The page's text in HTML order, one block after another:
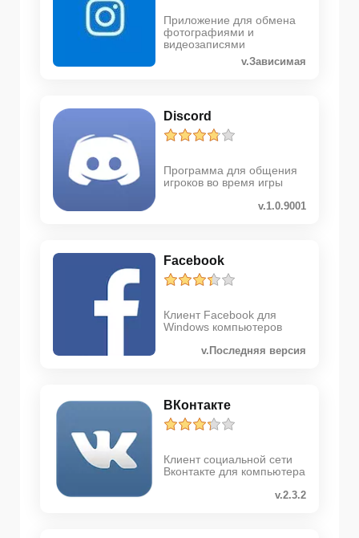
Приложение для обмена
фотографиями и
видеозаписями
v.Зависимая
Discord
Программа для общения
игроков во время игры
v.1.0.9001
Facebook
Клиент Facebook для
Windows компьютеров
v.Последняя версия
ВКонтакте
Клиент социальной сети
Вконтакте для компьютера
v.2.3.2